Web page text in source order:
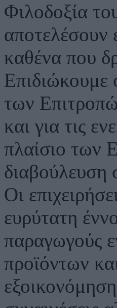
Φιλοδοξία
αποτελέσουν
καθένα που
Επιδιώκουμε
των
και για τις
πλαίσιο των
διαβούλευση
Οι
ευρύτατη
παραγωγούς
προϊόντων